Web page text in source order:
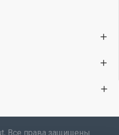
Все права защищены